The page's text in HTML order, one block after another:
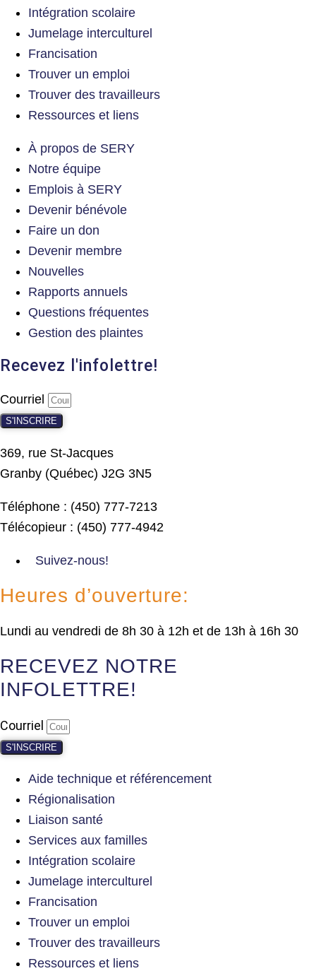
Intégration scolaire
Jumelage interculturel
Francisation
Trouver un emploi
Trouver des travailleurs
Ressources et liens
À propos de SERY
Notre équipe
Emplois à SERY
Devenir bénévole
Faire un don
Devenir membre
Nouvelles
Rapports annuels
Questions fréquentes
Gestion des plaintes
Recevez l'infolettre!
Courriel
S'INSCRIRE
369, rue St-Jacques
Granby (Québec) J2G 3N5
Téléphone : (450) 777-7213
Télécopieur : (450) 777-4942
Suivez-nous!
Heures d’ouverture:
Lundi au vendredi de 8h 30 à 12h et de 13h à 16h 30
RECEVEZ NOTRE
INFOLETTRE!
Courriel
S'INSCRIRE
Aide technique et référencement
Régionalisation
Liaison santé
Services aux familles
Intégration scolaire
Jumelage interculturel
Francisation
Trouver un emploi
Trouver des travailleurs
Ressources et liens